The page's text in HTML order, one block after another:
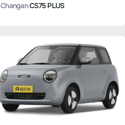
ChanganCS75 PLUS